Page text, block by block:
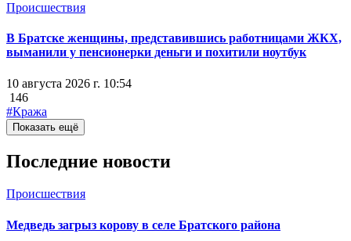
Происшествия
В Братске женщины, представившись работницами ЖКХ,
выманили у пенсионерки деньги и похитили ноутбук
10 августа 2026 г. 10:54
146
#Кража
Показать ещё
Последние новости
Происшествия
Медведь загрыз корову в селе Братского района